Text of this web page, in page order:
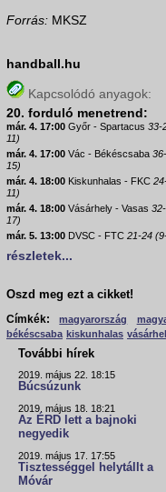
Forrás: MKSZ
handball.hu
Kapcsolódó anyagok:
20. forduló menetrend:
már. 4. 17:00 Győr - Spartacus 33-
11)
már. 4. 17:00 Vác - Békéscsaba
15)
már. 4. 18:00 Kiskunhalas - FKC
11)
már. 4. 18:00 Vásárhely - Vasas
17)
már. 5. 13:00 DVSC - FTC 21-24
részletek...
Oszd meg ezt a cikket!
Címkék:
magyarország
békéscsaba kiskunhalas
További hírek
2019. május 22. 18:15
Búcsúzunk
2019. május 18. 18:21
Az ÉRD lett a bajnoki
negyedik
2019. május 17. 17:55
Tisztességgel helytállt a
Móvár